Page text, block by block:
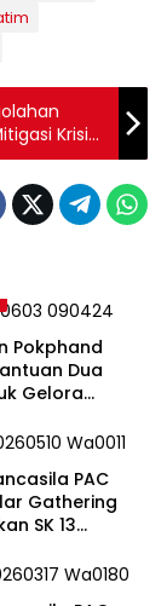
Krisis
Pokphand
Dua
Gelora
PAC
Gathering
SK 13